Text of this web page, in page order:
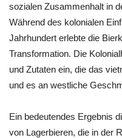
sozialen Zusammenhalt in
Während des kolonialen
Jahrhundert erlebte die
Transformation. Die
und Zutaten ein, die das
und es an westliche
Ein bedeutendes Ergebnis
von Lagerbieren, die in der